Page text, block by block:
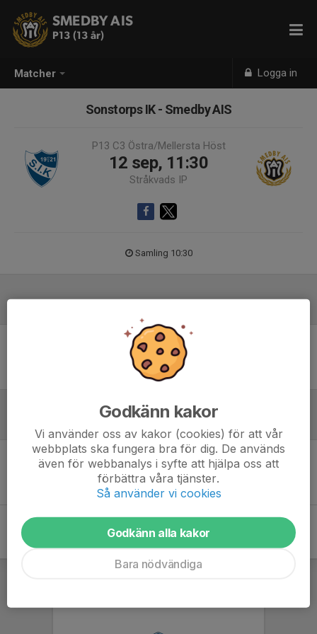
Matcher Logga in
SMEDBY AIS
P13 (13 år)
Sonstorps IK - Smedby AIS
P13 C3 Östra/Mellersta Höst
12 sep, 11:30
Stråkvads IP
Samling 10:30
Ingen uppställning ifylld
Inför match
Inget skrivet
Godkänn kakor
Vi använder oss av kakor (cookies) för att vår
webbplats ska fungera bra för dig. De används
även för webbanalys i syfte att hjälpa oss att
förbättra våra tjänster.
Så använder vi cookies
Godkänn alla kakor
Bara nödvändiga